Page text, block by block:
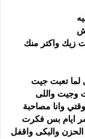
زيك واكتر منك
لما تعبت جيت
وجيت واللى
وانا مصاحبة
ايام بس فكرت
والبكى واقفل